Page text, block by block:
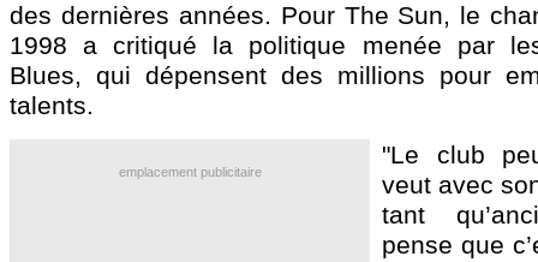
des dernières années. Pour The Sun, le
1998 a critiqué la politique menée par
Blues, qui dépensent des millions pour
talents.
emplacement publicitaire
"Le club
veut avec
tant
pense que